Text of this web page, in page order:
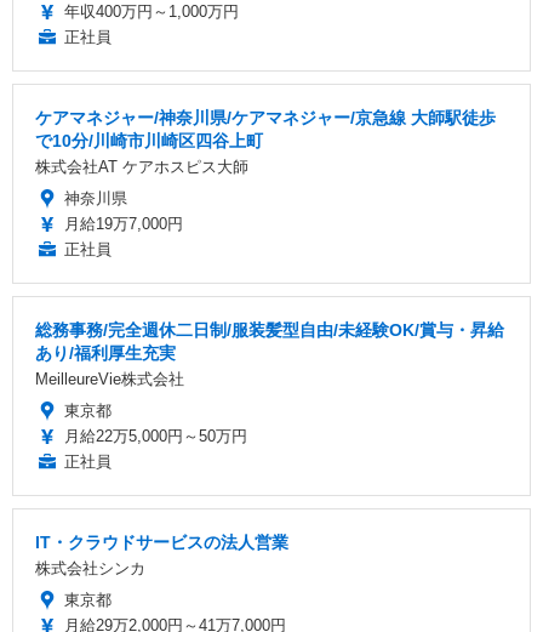
年収400万円～1,000万円
正社員
ケアマネジャー/神奈川県/ケアマネジャー/京急線 大師駅徒歩
で10分/川崎市川崎区四谷上町
株式会社AT ケアホスピス大師
神奈川県
月給19万7,000円
正社員
総務事務/完全週休二日制/服装髪型自由/未経験OK/賞与・昇給
あり/福利厚生充実
MeilleureVie株式会社
東京都
月給22万5,000円～50万円
正社員
IT・クラウドサービスの法人営業
株式会社シンカ
東京都
月給29万2,000円～41万7,000円